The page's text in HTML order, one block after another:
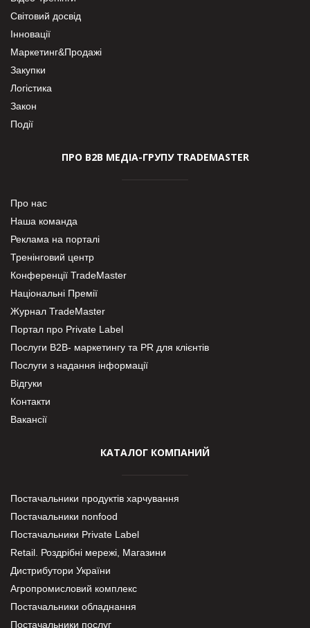
Світовий досвід
Інновації
Маркетинг&Продажі
Закупки
Логістика
Закон
Події
ПРО В2В МЕДІА-ГРУПУ TRADEMASTER
Про нас
Наша команда
Реклама на порталі
Тренінговий центр
Конференції TradeMaster
Національні Премії
Журнал TradeMaster
Портал про Private Label
Послуги В2В- маркетингу та PR для клієнтів
Послуги з надання інформації
Відгуки
Контакти
Вакансії
КАТАЛОГ КОМПАНИЙ
Постачальники продуктів харчування
Постачальники nonfood
Постачальники Private Label
Retail. Роздрібні мережі, Магазини
Дистрибутори України
Агропромисловий комплекс
Постачальники обладнання
Постачальники послуг